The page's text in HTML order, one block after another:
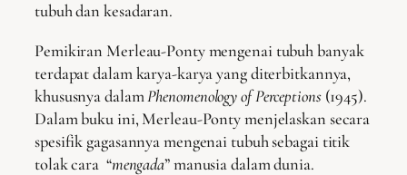
tubuh dan kesadaran.
Pemikiran Merleau-Ponty mengenai tubuh banyak
terdapat dalam karya-karya yang diterbitkannya,
khususnya dalamPhenomenology of Perceptions(1945).
Dalam buku ini, Merleau-Ponty menjelaskan secara
spesifik gagasannya mengenai tubuh sebagai titik
tolak cara “mengada” manusia dalam dunia.